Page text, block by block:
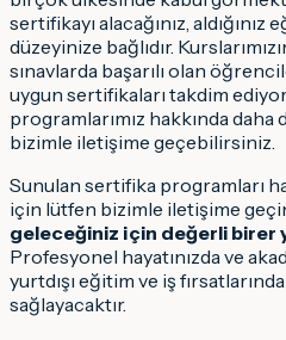
sertifikayı alacağınız, aldığınız
düzeyinize bağlıdır.
sınavlarda başarılı olan
uygun sertifikaları takdim
programlarımız hakkında daha
bizimle iletişime geçebilirsiniz.
Sunulan sertifika programları
için lütfen bizimle iletişime
geleceğiniz için değerli birer
Profesyonel hayatınızda ve
yurtdışı eğitim ve iş
sağlayacaktır.